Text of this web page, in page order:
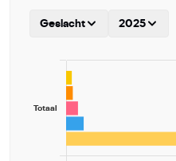
Geslacht 2025